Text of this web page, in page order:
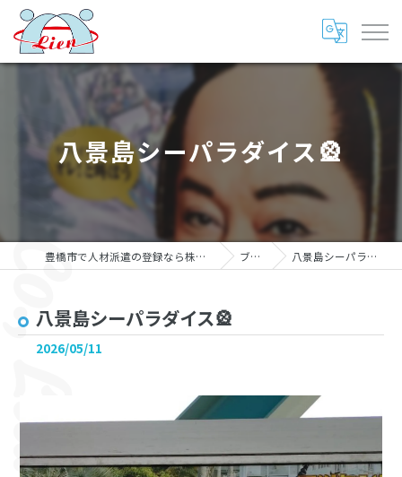
八景島シーパラダイス🎡
豊橋市で人材派遣の登録なら株式会社リアン ブログ 八景島シーパラダイス🎡
八景島シーパラダイス🎡
2026/05/11